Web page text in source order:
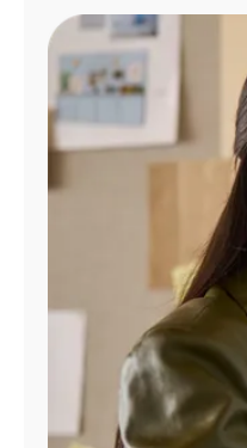
Administrar
cuenta
Encuentra
tienda